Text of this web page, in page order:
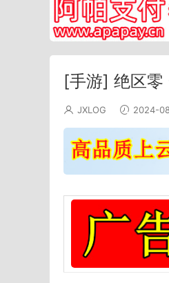
[手游] 绝区零
JXLOG 2024-